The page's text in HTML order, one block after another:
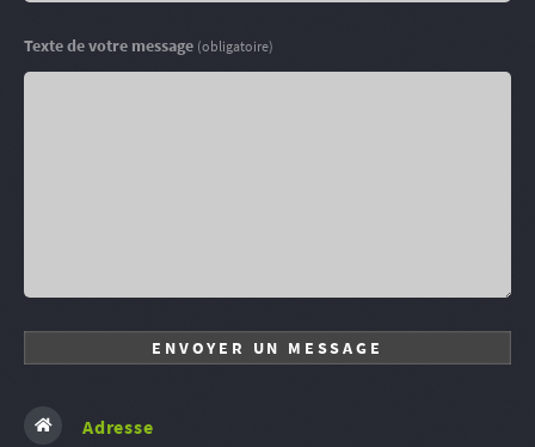
Texte de votre message (obligatoire)
Adresse